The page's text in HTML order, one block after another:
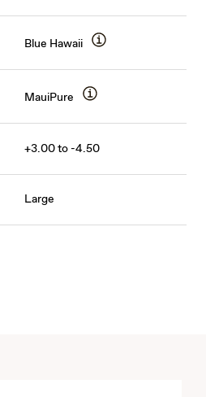
Blue Hawaii
MauiPure
+3.00 to -4.50
Large